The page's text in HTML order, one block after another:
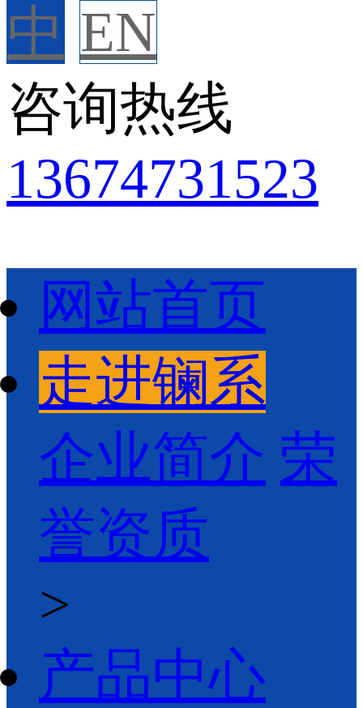
中 EN
咨询热线
13674731523
网站首页
走进镧系
企业简介 荣
誉资质
>
产品中心